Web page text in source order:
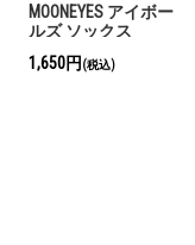
MOONEYES アイボー
ルズ ソックス
1,650円(税込)